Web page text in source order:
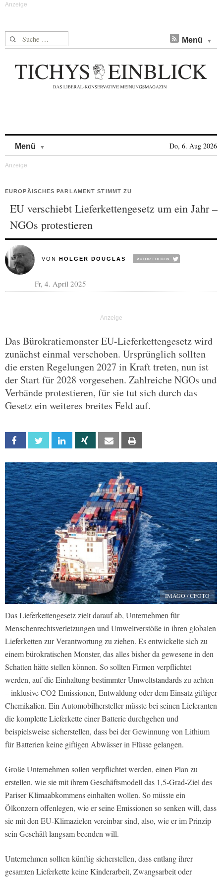
Suche nach: Menü
Menü Do, 6. Aug 2026
EUROPÄISCHES PARLAMENT STIMMT ZU
EU verschiebt Lieferkettengesetz um ein Jahr –
NGOs protestieren
VON HOLGER DOUGLAS
Fr, 4. April 2025
Das Bürokratiemonster EU-Lieferkettengesetz wird
zunächst einmal verschoben. ​Ursprünglich sollten
die ersten Regelungen 2027 in Kraft treten, nun ist
der Start für 2028 vorgesehen. Zahlreiche NGOs und
Verbände protestieren, für sie tut sich durch das
Gesetz ein weiteres breites Feld auf.
Facebook Twitter Linkedin Xing Email
IMAGO / CFOTO
Das Lieferkettengesetz zielt darauf ab, Unternehmen für
Menschenrechtsverletzungen und Umweltverstöße in ihren globalen
Lieferketten zur Verantwortung zu ziehen.​ Es entwickelte sich zu
einem bürokratischen Monster, das alles bisher da gewesene in den
Schatten hätte stellen können. So sollten Firmen verpflichtet
werden, auf die Einhaltung bestimmter Umweltstandards zu achten
– inklusive CO2-Emissionen, Entwaldung oder dem Einsatz giftiger
Chemikalien. Ein Automobilhersteller müsste bei seinen Lieferanten
die komplette Lieferkette einer Batterie durchgehen und
beispielsweise sicherstellen, dass bei der Gewinnung von Lithium
für Batterien keine giftigen Abwässer in Flüsse gelangen.
Große Unternehmen sollen verpflichtet werden, einen Plan zu
erstellen, wie sie mit ihrem Geschäftsmodell das 1,5-Grad-Ziel des
Pariser Klimaabkommens einhalten wollen. So müsste ein
Ölkonzern offenlegen, wie er seine Emissionen so senken will, dass
sie mit den EU-Klimazielen vereinbar sind, also, wie er im Prinzip
sein Geschäft langsam beenden will.
Unternehmen sollten künftig sicherstellen, dass entlang ihrer
gesamten Lieferkette keine Kinderarbeit, Zwangsarbeit oder